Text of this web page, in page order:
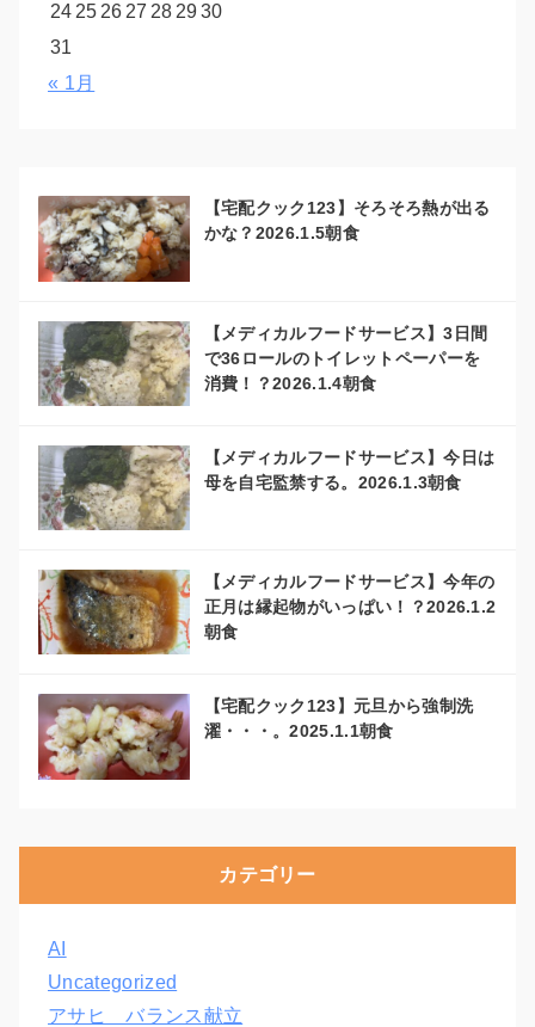
24 25 26 27 28 2930
31
« 1月
【宅配クック123】そろそろ熱が出る
かな？2026.1.5朝食
【メディカルフードサービス】3日間
で36ロールのトイレットペーパーを
消費！？2026.1.4朝食
【メディカルフードサービス】今日は
母を自宅監禁する。2026.1.3朝食
【メディカルフードサービス】今年の
正月は縁起物がいっぱい！？2026.1.2
朝食
【宅配クック123】元旦から強制洗
濯・・・。2025.1.1朝食
カテゴリー
AI
Uncategorized
アサヒ バランス献立